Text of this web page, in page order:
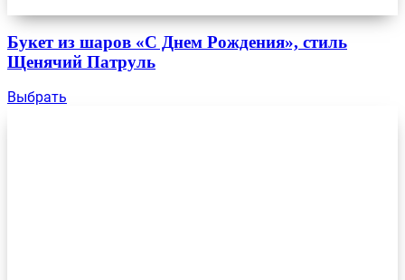
Букет из шаров «С Днем Рождения», стиль
Щенячий Патруль
Выбрать